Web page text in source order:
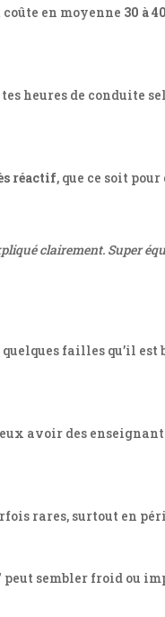
en moyenne 30 à
heures de conduite
réactif, que ce soit
clairement. Super
failles qu’il est
avoir des
rares, surtout en
sembler froid ou